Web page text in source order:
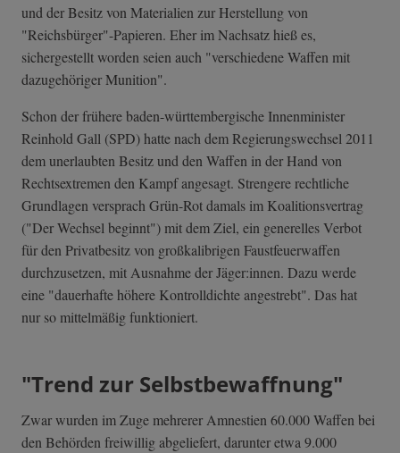
und der Besitz von Materialien zur Herstellung von
"Reichsbürger"-Papieren. Eher im Nachsatz hieß es,
sichergestellt worden seien auch "verschiedene Waffen mit
dazugehöriger Munition".
Schon der frühere baden-württembergische Innenminister
Reinhold Gall (SPD) hatte nach dem Regierungswechsel 2011
dem unerlaubten Besitz und den Waffen in der Hand von
Rechtsextremen den Kampf angesagt. Strengere rechtliche
Grundlagen versprach Grün-Rot damals im Koalitionsvertrag
("Der Wechsel beginnt") mit dem Ziel, ein generelles Verbot
für den Privatbesitz von großkalibrigen Faustfeuerwaffen
durchzusetzen, mit Ausnahme der Jäger:innen. Dazu werde
eine "dauerhafte höhere Kontrolldichte angestrebt". Das hat
nur so mittelmäßig funktioniert.
"Trend zur Selbstbewaffnung"
Zwar wurden im Zuge mehrerer Amnestien 60.000 Waffen bei
den Behörden freiwillig abgeliefert, darunter etwa 9.000